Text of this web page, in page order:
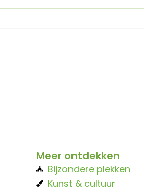
Meer ontdekken
Bijzondere plekken
Kunst & cultuur